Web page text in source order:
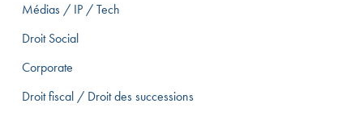
Médias / IP / Tech
Droit Social
Corporate
Droit fiscal / Droit des successions